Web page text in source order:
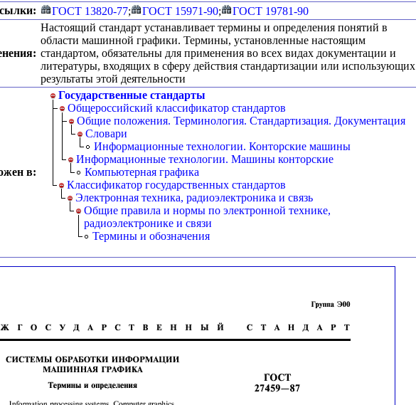
ГОСТ 13820-77; ГОСТ 15971-90; ГОСТ 19781-90
Настоящий стандарт устанавливает термины и определения понятий в
области машинной графики. Термины, установленные настоящим
стандартом, обязательны для применения во всех видах документации и
литературы, входящих в сферу действия стандартизации или использующих
результаты этой деятельности
в:
Государственные стандарты
Общероссийский классификатор стандартов
Общие положения. Терминология. Стандартизация. Документация
Словари
Информационные технологии. Конторские машины
Информационные технологии. Машины конторские
Компьютерная графика
Классификатор государственных стандартов
Электронная техника, радиоэлектроника и связь
Общие правила и нормы по электронной технике,
радиоэлектронике и связи
Термины и обозначения